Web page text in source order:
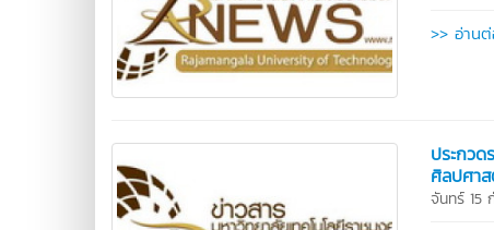
>> อ่าน
ประกวด
ศิลปศา
จันทร์ 15